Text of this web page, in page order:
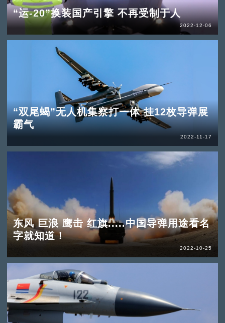
“运-20”换装国产引擎 不再受制于人
2022-12-06
“双尾蝎”无人机集察打一体 挂12枚导弹展
霸气
2022-11-17
东风 巨浪 鹰击 红旗.....中国导弹用途看名
字就知道！
2022-10-25